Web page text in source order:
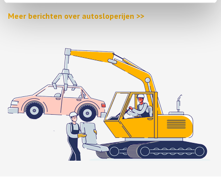
Meer berichten over autosloperijen >>